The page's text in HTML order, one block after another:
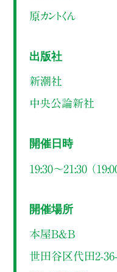
原カントくん
出版社
新潮社
中央公論新社
開催日時
19:30～21:30 （
開催場所
本屋B&B
世田谷区代田2-